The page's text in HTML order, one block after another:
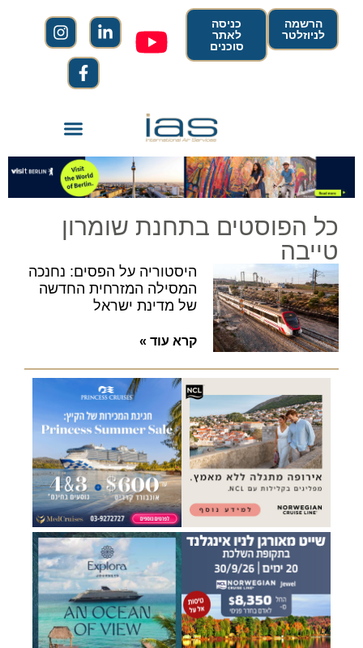
הרשמה
לניוזלטר
כניסה
לאתר
סוכנים
כל הפוסטים בתחנת שומרון
טייבה
היסטוריה על הפסים: נחנכה
המסילה המזרחית החדשה
של מדינת ישראל
קרא עוד »